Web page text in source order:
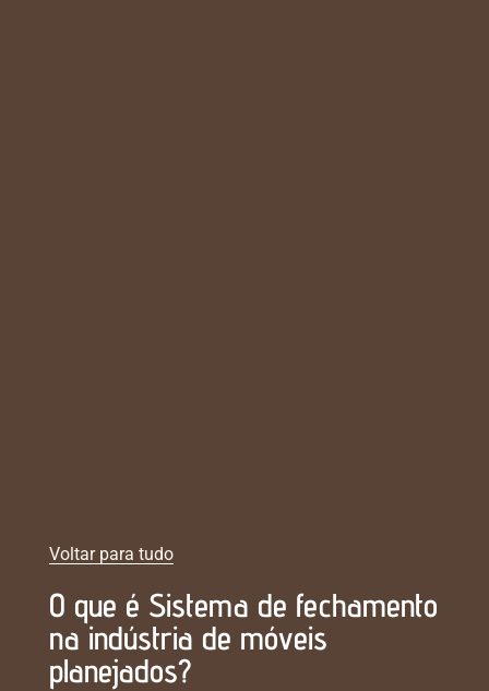
Voltar para tudo
O que é Sistema de fechamento
na indústria de móveis
planejados?